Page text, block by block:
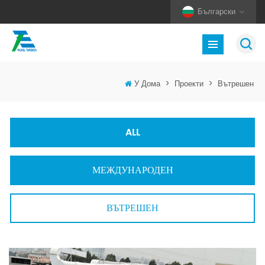
Български
У Дома > Проекти > Вътрешен
ALL
МЕЖДУНАРОДЕН
ВЪТРЕШЕН